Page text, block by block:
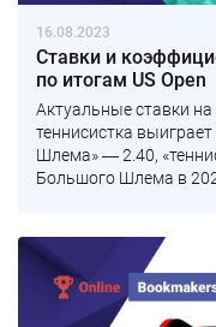
16.08.2023
Ставки и
по итогам US Open
Актуальные ставки на
теннисистка
Шлема» ― 2.40,
Большого Шлема в